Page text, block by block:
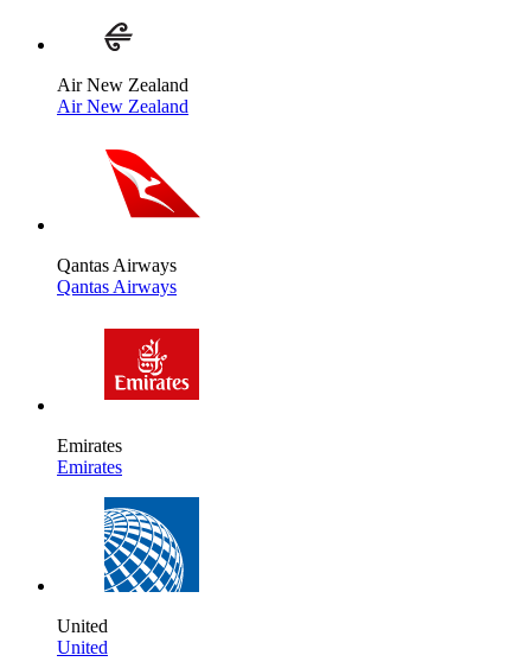
Air New Zealand
Air New Zealand
Qantas Airways
Qantas Airways
Emirates
Emirates
United
United